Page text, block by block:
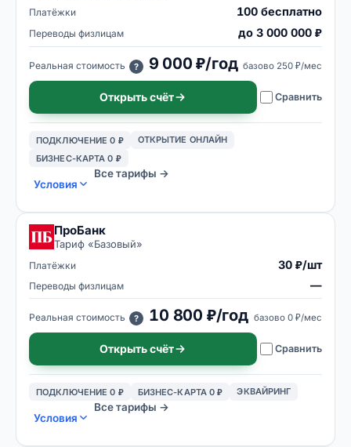
Платёжки 100 бесплатно
Переводы физлицам до 3 000 000 ₽
Реальная стоимость ? 9 000 ₽/год базово 250 ₽/мес
Открыть счёт Сравнить
ПОДКЛЮЧЕНИЕ 0 ₽
ОТКРЫТИЕ ОНЛАЙН
БИЗНЕС-КАРТА 0 ₽
Условия
Все тарифы →
ПроБанк
Тариф «Базовый»
Платёжки 30 ₽/шт
Переводы физлицам —
Реальная стоимость ? 10 800 ₽/год базово 0 ₽/мес
Открыть счёт Сравнить
ПОДКЛЮЧЕНИЕ 0 ₽ БИЗНЕС-КАРТА 0 ₽ ЭКВАЙРИНГ
Условия
Все тарифы →